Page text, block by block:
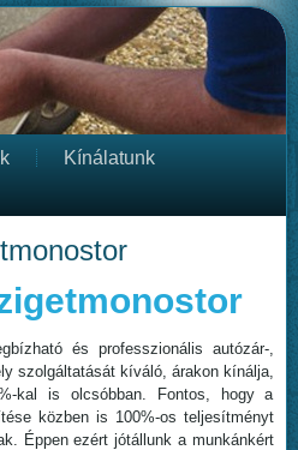
Kínálatunk
és professzionális autózár-,
szolgáltatását kíváló, árakon kínálja,
kal is olcsóbban. Fontos, hogy a
közben is 100%-os teljesítményt
Éppen ezért jótállunk a munkánkért